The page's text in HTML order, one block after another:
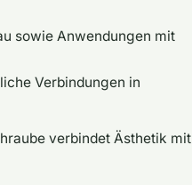
sowie Anwendungen mit
Verbindungen in
verbindet Ästhetik mit